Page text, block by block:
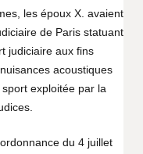
les époux X. avaient
de Paris statuant
judiciaire aux fins
acoustiques
exploitée par la
du 4 juillet